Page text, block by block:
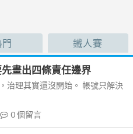
門 鐵人賽
畫出四條責任邊界
治理其實還沒開始。 帳號只解決
0個留言